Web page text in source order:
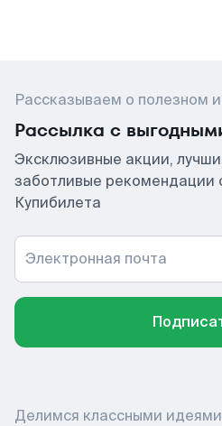
Рассказываем о полезном
Рассылка с
Эксклюзивные акции,
заботливые рекомендации
Купибилета
Электронная почта
Делимся классными идеями